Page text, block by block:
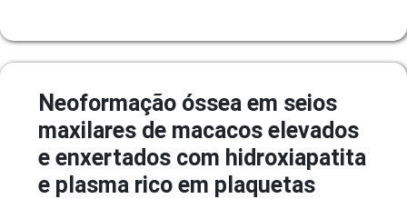
Neoformação óssea em seios
maxilares de macacos elevados
e enxertados com hidroxiapatita
e plasma rico em plaquetas